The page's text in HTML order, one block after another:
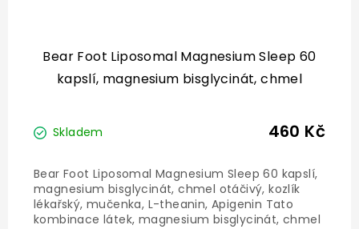
Bear Foot Liposomal Magnesium Sleep 60
kapslí, magnesium bisglycinát, chmel
Skladem 460 Kč
Bear Foot Liposomal Magnesium Sleep 60 kapslí,
magnesium bisglycinát, chmel otáčivý, kozlík
lékařský, mučenka, L-theanin, Apigenin Tato
kombinace látek, magnesium bisglycinát, chmel